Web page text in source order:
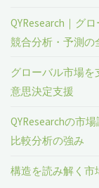
QYResearch｜グ
競合分析・予測の
グローバル市場を
意思決定支援
QYResearchの市
比較分析の強み
構造を読み解く市